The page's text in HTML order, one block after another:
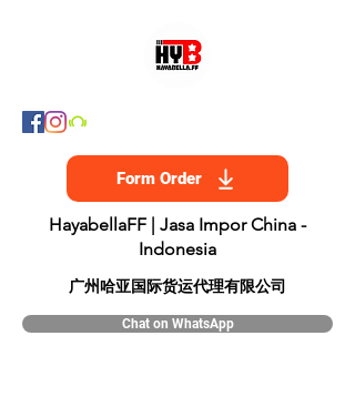
Form Order
HayabellaFF | Jasa Impor China -
Indonesia
​广州哈亚国际货运代理有限公司
Chat on WhatsApp